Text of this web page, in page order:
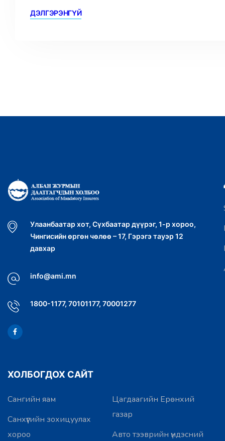
ДЭЛГЭРЭНГҮЙ
Улаанбаатар хот, Сүхбаатар дүүрэг, 1-р хороо,
Чингисийн өргөн чөлөө – 17, Гэрэгэ тауэр 12
давхар
info@ami.mn
1800-1177, 70101177, 70001277
ХОЛБОГДОХ САЙТ
Сангийн яам
Санхүүгийн зохицуулах
хороо
Цагдаагийн Ерөнхий
газар
Авто тээврийн үндэсний